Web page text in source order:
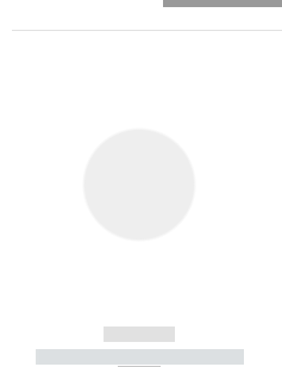
------------
----------- ----------- -----------